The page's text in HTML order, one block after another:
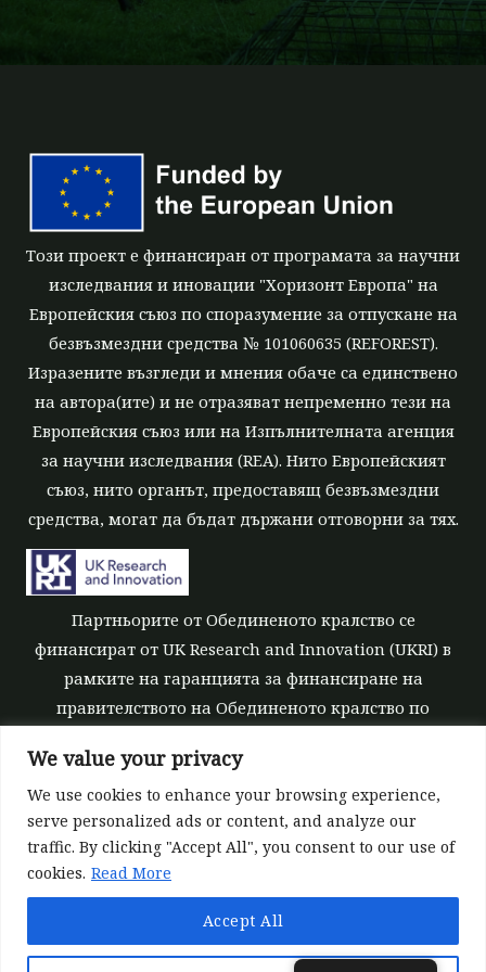
We value your privacy
We use cookies to enhance your browsing experience,
serve personalized ads or content, and analyze our
traffic. By clicking "Accept All", you consent to our use of
cookies. Read More
Accept All
Този проект е финансиран от програмата за научни
изследвания и иновации "Хоризонт Европа" на
Европейския съюз по споразумение за отпускане на
безвъзмездни средства № 101060635 (REFOREST).
Изразените възгледи и мнения обаче са единствено
на автора(ите) и не отразяват непременно тези на
Европейския съюз или на Изпълнителната агенция
за научни изследвания (REA). Нито Европейският
съюз, нито органът, предоставящ безвъзмездни
средства, могат да бъдат държани отговорни за тях.
Партньорите от Обединеното кралство се
финансират от UK Research and Innovation (UKRI) в
рамките на гаранцията за финансиране на
правителството на Обединеното кралство по
безвъзмездните средства 10039700].
©All rights reserved 2022-2026 | ReForest project
Designed and Developed byEuroproject Ltd.